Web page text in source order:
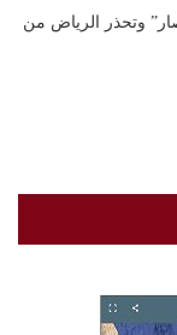
وتحذر الرياض من